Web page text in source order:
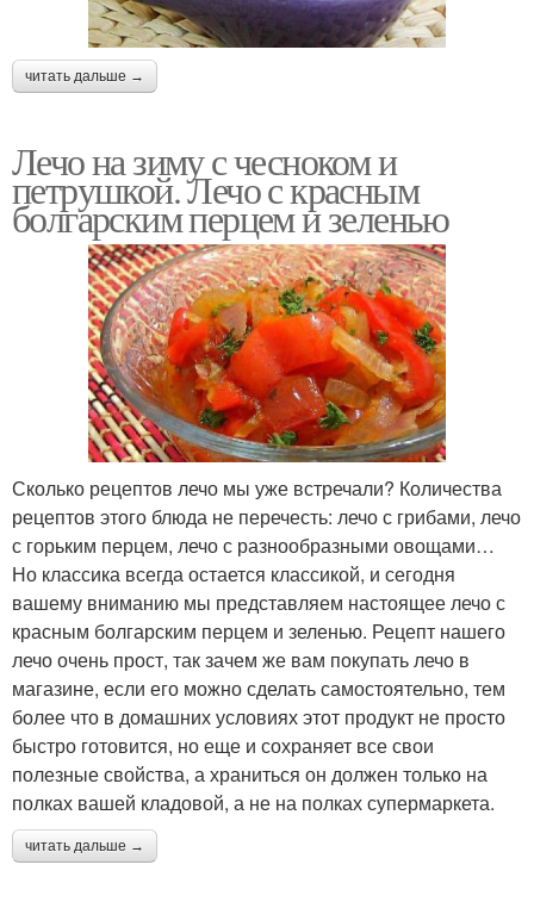
читать дальше →
Лечо на зиму с чесноком и
петрушкой. Лечо с красным
болгарским перцем и зеленью
Сколько рецептов лечо мы уже встречали? Количества
рецептов этого блюда не перечесть: лечо с грибами, лечо
с горьким перцем, лечо с разнообразными овощами…
Но классика всегда остается классикой, и сегодня
вашему вниманию мы представляем настоящее лечо с
красным болгарским перцем и зеленью. Рецепт нашего
лечо очень прост, так зачем же вам покупать лечо в
магазине, если его можно сделать самостоятельно, тем
более что в домашних условиях этот продукт не просто
быстро готовится, но еще и сохраняет все свои
полезные свойства, а храниться он должен только на
полках вашей кладовой, а не на полках супермаркета.
читать дальше →